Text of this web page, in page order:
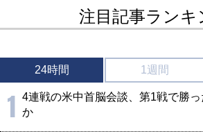
注目記事ランキ
24時間 1週間
1 4連戦の米中首脳会談、第1戦で勝
か